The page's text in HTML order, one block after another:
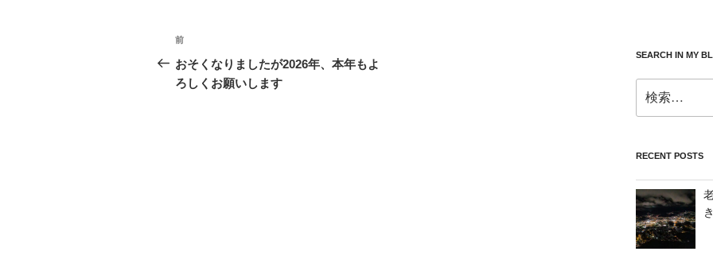
投
稿
ナ
前
の
投
前
おそくなりましたが2026年、本年もよ
ろしくお願いします
SEARCH IN MY
索:
RECENT POSTS